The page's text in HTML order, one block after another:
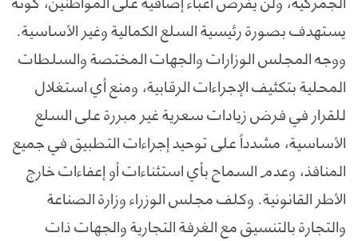
يستهدف بصورة رئيسية السلع الكمالية وغير الأساسية.
ووجه المجلس الوزارات والجهات المختصة والسلطات
المحلية بتكثيف الإجراءات الرقابية، ومنع أي استغلال
للقرار في فرض زيادات سعرية غير مبررة على السلع
الأساسية، مشدداً على توحيد إجراءات التطبيق في جميع
المنافذ، وعدم السماح بأي استثناءات أو إعفاءات خارج
الأطر القانونية. وكلف مجلس الوزراء وزارة الصناعة
والتجارة بالتنسيق مع الغرفة التجارية والجهات ذات